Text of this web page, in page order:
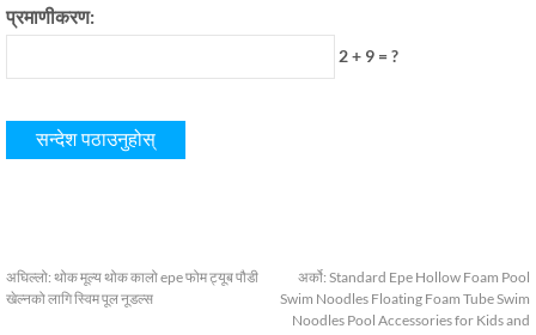
प्रमाणीकरण:
2 + 9 = ?
अघिल्लो: थोक मूल्य थोक कालो epe फोम ट्यूब पौडी
खेल्नको लागि स्विम पूल नूडल्स
अर्को: Standard Epe Hollow Foam Pool
Swim Noodles Floating Foam Tube Swim
Noodles Pool Accessories for Kids and